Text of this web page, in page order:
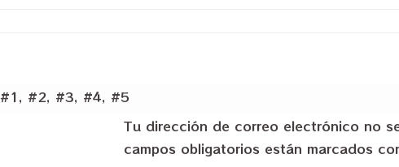
#1, #2, #3, #4, #5
Tu dirección de correo electrónico no
campos obligatorios están marcados